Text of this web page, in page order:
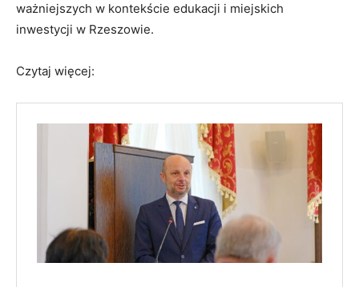
ważniejszych w kontekście edukacji i miejskich
inwestycji w Rzeszowie.
Czytaj więcej: